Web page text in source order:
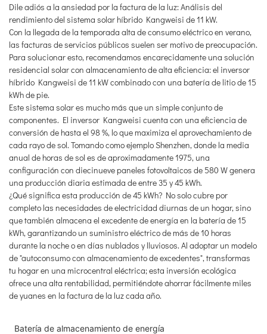
Dile adiós a la ansiedad por la factura de la luz: Análisis del
rendimiento del sistema solar híbrido Kangweisi de 11 kW.
Con la llegada de la temporada alta de consumo eléctrico en verano,
las facturas de servicios públicos suelen ser motivo de preocupación.
Para solucionar esto, recomendamos encarecidamente una solución
residencial solar con almacenamiento de alta eficiencia: el inversor
híbrido Kangweisi de 11 kW combinado con una batería de litio de 15
kWh de pie.
Este sistema solar es mucho más que un simple conjunto de
componentes. El inversor Kangweisi cuenta con una eficiencia de
conversión de hasta el 98 %, lo que maximiza el aprovechamiento de
cada rayo de sol. Tomando como ejemplo Shenzhen, donde la media
anual de horas de sol es de aproximadamente 1975, una
configuración con diecinueve paneles fotovoltaicos de 580 W genera
una producción diaria estimada de entre 35 y 45 kWh.
¿Qué significa esta producción de 45 kWh? No solo cubre por
completo las necesidades de electricidad diurnas de un hogar, sino
que también almacena el excedente de energía en la batería de 15
kWh, garantizando un suministro eléctrico de más de 10 horas
durante la noche o en días nublados y lluviosos. Al adoptar un modelo
de "autoconsumo con almacenamiento de excedentes", transformas
tu hogar en una microcentral eléctrica; esta inversión ecológica
ofrece una alta rentabilidad, permitiéndote ahorrar fácilmente miles
de yuanes en la factura de la luz cada año.
Batería de almacenamiento de energía